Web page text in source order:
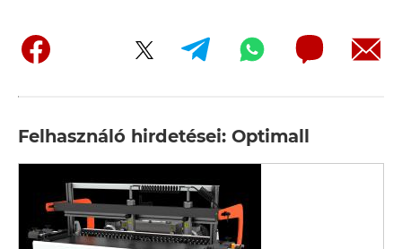
Felhasználó hirdetései: Optimall